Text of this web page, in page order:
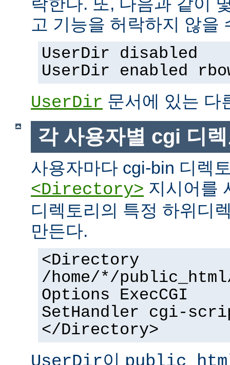
고 기능을 허락하지 않을
UserDir disabled
UserDir enabled
UserDir 문서에 있는 다
각 사용자별 cgi 디
사용자마다 cgi-bin 디렉
<Directory> 지시어를
디렉토리의 특정 하위디
만든다.
<Directory
/home/*/
Options ExecCGI
SetHandler cgi-
</Directory>
이